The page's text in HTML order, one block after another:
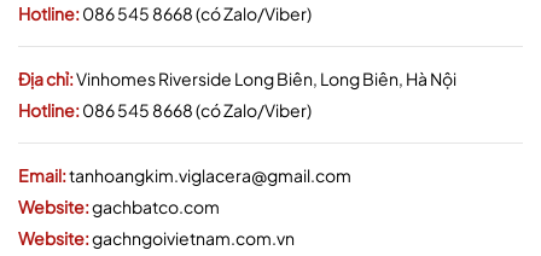
Hotline:086 545 8668 (có Zalo/Viber)
Địa chỉ:Vinhomes Riverside Long Biên, Long Biên, Hà Nội
Hotline:086 545 8668 (có Zalo/Viber)
Email:tanhoangkim.viglacera@gmail.com
Website:gachbatco.com
Website:gachngoivietnam.com.vn